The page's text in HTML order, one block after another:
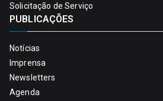
Solicitação de Serviço
PUBLICAÇÕES
Notícias
Imprensa
Newsletters
Agenda